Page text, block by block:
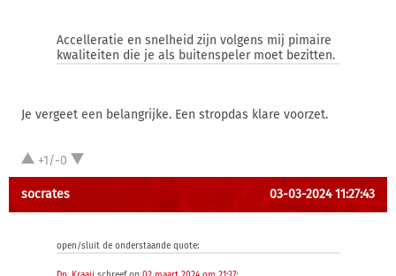
Accelleratie en snelheid zijn volgens mij pimaire
kwaliteiten die je als buitenspeler moet bezitten.
Je vergeet een belangrijke. Een stropdas klare voorzet.
+1/-0
socrates 03-03-2024 11:27:43
open/sluit de onderstaande quote: